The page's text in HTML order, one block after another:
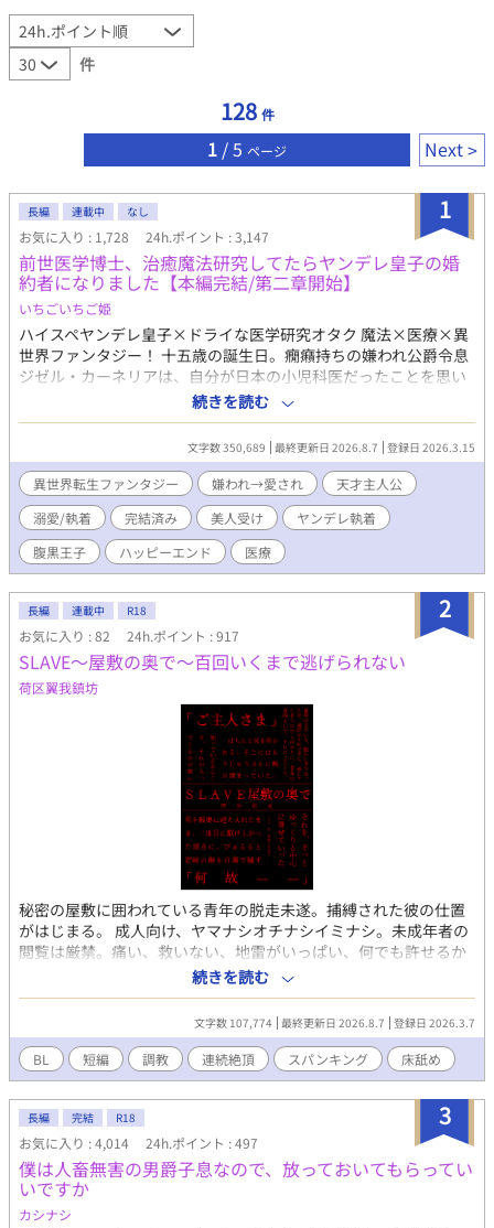
件
128 件
1 / 5 ページ Next
1
長編 連載中 なし
お気に入り : 1,728 24h.ポイント : 3,147
前世医学博士、治癒魔法研究してたらヤンデレ皇子の婚
約者になりました【本編完結/第二章開始】
いちごいちご姫
ハイスペヤンデレ皇子×ドライな医学研究オタク 魔法×医療×異
世界ファンタジー！ 十五歳の誕生日。癇癪持ちの嫌われ公爵令息
ジゼル・カーネリアは、自分が日本の小児科医だったことを思い
出す。 前世では大学病院で研究へ没頭し、過労の果てに死亡。そ
して転生した先は――横領、裏金、闇商売。数々の悪事で恐れら
れる“帝国最悪の貴族”カーネリア家だった。 家族にも使用人にも
腫れ物扱いされる厄介者。取り柄は美しい容姿だけ。いずれは厄
介払い同然に、どこかの貴族へ第二夫人として嫁がされる運命だ
った。 だがジゼルは、嫌われ者という立場を逆手に取り、自室へ
引きこもって治癒魔法研究を始める。その画期的な研究成果は、
やがて帝国中を巻き込み、多くの人々の運命を変えていく。 そし
てなぜか、彼へ異常な執着を向ける男たちまで現れ始めて……？
の隣で過ごしなさい」 「君が自由でいられるなら、僕はどうなっ
てもいい」 ジゼルを手に入れようと奔走する男達、教会の陰謀、
謎の感染症。前世の医学知識と治癒魔法を武器に、ジゼルは帝国
の医療と己の運命を変えていく。 【第二部】 帝国の常識を覆す事
件を解決し、第一皇子カイラスとの婚約も決まったジゼル。カー
ネリア家の名誉も回復し、ようやく平穏な日々が訪れる――はず
だった。 「忙しい！ とにかく時間がない！！」 診療所、アカデ
ミー、医療改革、研究、そして皇太子妃教育。カイラスとの甘い
婚約生活どころか、ゆっくり会う時間すらない。側妃の座を狙う
貴族たちの思惑や新聞社の誹謗中傷にも振り回され、慌ただしい
毎日を送っていた。 「すごーい、お仕事熱心なんですね。僕だっ
たらカイラス様より優先することなんてないけどな」 そんなな
か、「聖女の生まれ変わり」を名乗る美しい少年ルカ・アステル
が現れ、カイラスへ異常な執着を見せ始める。 そして海の向こう
では、一つの事件が静かに動き始めていた。 「これでお前は何者
でもない。窮屈な立場など捨てて俺の番になれ」 医療、政治、恋
愛、そして海を舞台にした新たな冒険。研究一筋の元小児科医
は、大切な人を守るため、再び帝国を揺るがす運命へ飛び込んで
続きを読む
文字数 350,689 最終更新日 2026.8.7 登録日 2026.3.15
異世界転生ファンタジー 嫌われ→愛され
天才主人公
溺愛/執着
完結済み 美人受け
ヤンデレ執着
腹黒王子
ハッピーエンド 医療
2
長編 連載中 R18
お気に入り : 82 24h.ポイント : 917
SLAVE～屋敷の奥で～百回いくまで逃げられない
荷区翼我鎮坊
秘密の屋敷に囲われている青年の脱走未遂。捕縛された彼の仕置
がはじまる。 成人向け、ヤマナシオチナシイミナシ。未成年者の
閲覧は厳禁。痛い、救いない、地雷がいっぱい、何でも許せるか
た向け。 地雷避けに↓ 序編 Day1 束縛 ローター スパンキン
グ イラマ 乳首責め 挿入 中出し Day2 束縛 フェラ 挿
入 連続 Day0 下剤 衆人 前封じ ローター 媚薬 見せしめ
Day3 手淫 Day4 拘束 複数 三所責め Day5 拘束 焦らし
集団 水揚げ 媚薬 潮 イラマ ナカイキ Day6 かくれん
ぼ 踏みつけ ・地下室編 1日目 限界寸 ローションガーゼ 前
を責め 2日目 乳首を責め 3日目 前→乳首ときたら最後はアレ
・屋敷編 屋敷ものっぽくお仕事をしていただく回 ・藤滝過去編
・動乱編 構想だけ練っているため、完全に未定。
続きを読む
文字数 107,774 最終更新日 2026.8.7 登録日 2026.3.7
BL 短編 調教 連続絶頂 スパンキング 床舐め
3
長編 完結 R18
お気に入り : 4,014 24h.ポイント : 497
僕は人畜無害の男爵子息なので、放っておいてもらってい
いですか
カシナシ